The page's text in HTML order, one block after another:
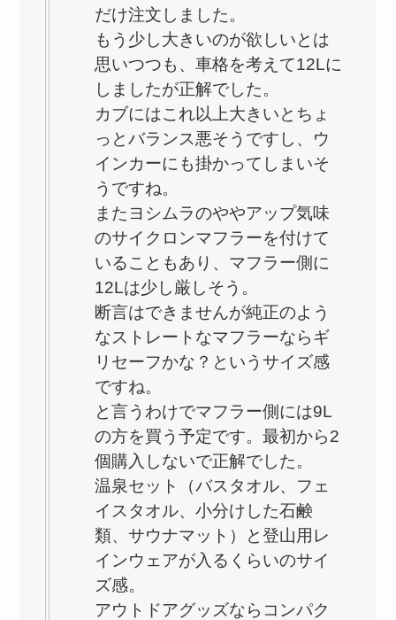
だけ注文しました。
もう少し大きいのが欲しいとは
思いつつも、車格を考えて12Lに
しましたが正解でした。
カブにはこれ以上大きいとちょ
っとバランス悪そうですし、ウ
インカーにも掛かってしまいそ
うですね。
またヨシムラのややアップ気味
のサイクロンマフラーを付けて
いることもあり、マフラー側に
12Lは少し厳しそう。
断言はできませんが純正のよう
なストレートなマフラーならギ
リセーフかな？というサイズ感
ですね。
と言うわけでマフラー側には9L
の方を買う予定です。最初から2
個購入しないで正解でした。
温泉セット（バスタオル、フェ
イスタオル、小分けした石鹸
類、サウナマット）と登山用レ
インウェアが入るくらいのサイ
ズ感。
アウトドアグッズならコンパク